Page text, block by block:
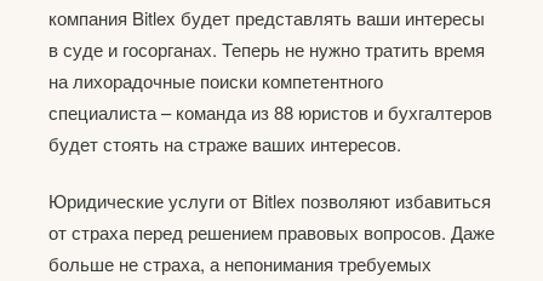
компания Bitlex будет представлять ваши интересы
в суде и госорганах. Теперь не нужно тратить время
на лихорадочные поиски компетентного
специалиста – команда из 88 юристов и бухгалтеров
будет стоять на страже ваших интересов.
Юридические услуги от Bitlex позволяют избавиться
от страха перед решением правовых вопросов. Даже
больше не страха, а непонимания требуемых